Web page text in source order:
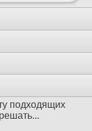
подходящих